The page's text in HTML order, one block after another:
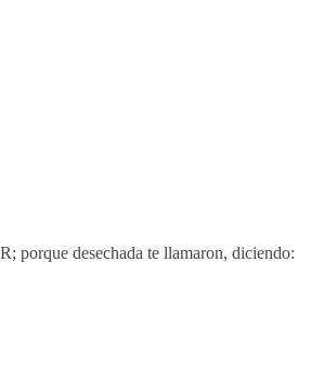
porque desechada te llamaron, diciendo: